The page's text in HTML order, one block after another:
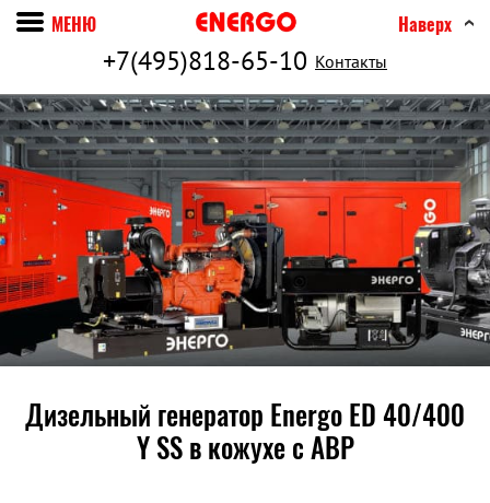
+7(495)818-65-10 Контакты
МЕНЮ Наверх
Дизельный генератор Energo ED 40/400
Y SS в кожухе c АВР